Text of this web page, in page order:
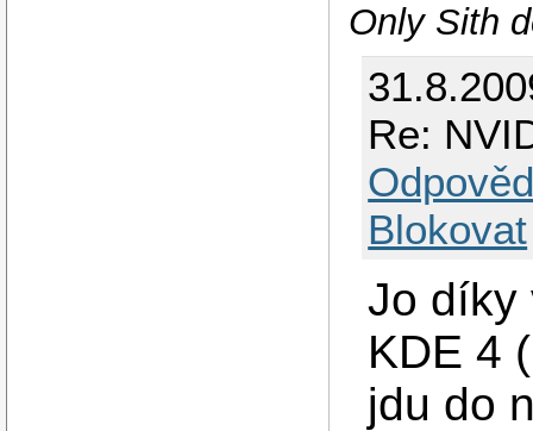
Only Sith
Re:
Blokovat
Jo díky
KDE 4
jdu do